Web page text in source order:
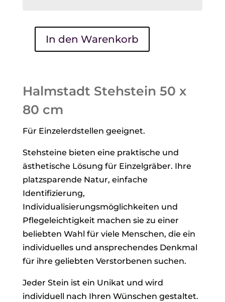
Halmstadt
x
cm
Menge
In den Warenkorb
Halmstadt Stehstein 50 x
80 cm
Für Einzelerdstellen geeignet.
Stehsteine bieten eine praktische und
ästhetische Lösung für Einzelgräber. Ihre
platzsparende Natur, einfache
Identifizierung,
Individualisierungsmöglichkeiten und
Pflegeleichtigkeit machen sie zu einer
beliebten Wahl für viele Menschen, die ein
individuelles und ansprechendes Denkmal
für ihre geliebten Verstorbenen suchen.
Jeder Stein ist ein Unikat und wird
individuell nach Ihren Wünschen gestaltet.